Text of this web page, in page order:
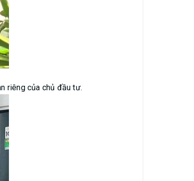
riêng của chủ đầu tư.